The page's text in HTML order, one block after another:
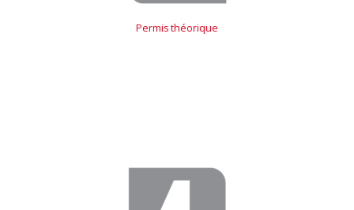
Permis théorique